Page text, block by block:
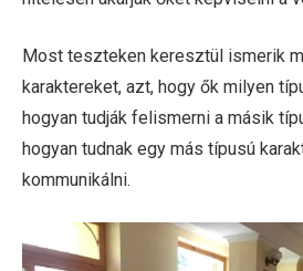
Most teszteken keresztül ismerik
karaktereket, azt, hogy ők milyen
hogyan tudják felismerni a másik
hogyan tudnak egy más típusú
kommunikálni.